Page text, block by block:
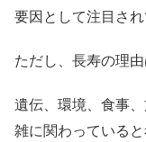
要因として注目され
ただし、長寿の理由
遺伝、環境、食事
雑に関わっていると